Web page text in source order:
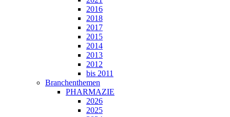
2016
2018
2017
2015
2014
2013
2012
bis 2011
Branchenthemen
PHARMAZIE
2026
2025